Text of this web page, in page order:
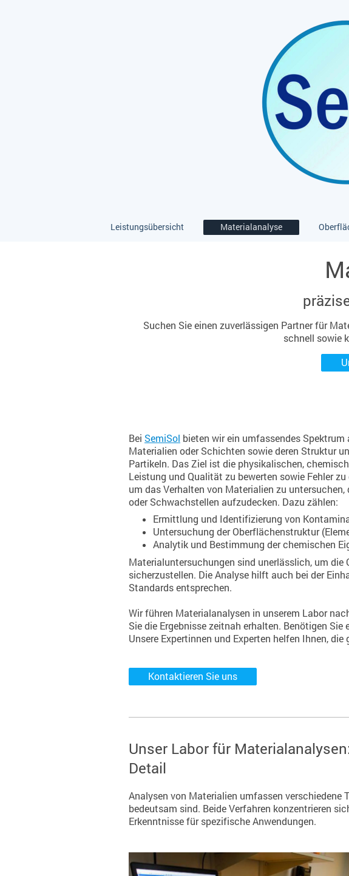
Leistungsübersicht Materialanalyse
Suchen Sie einen zuverlässigen Partner für
schnell sowie
Bei SemiSol bieten wir ein umfassendes Spektrum
Materialien oder Schichten sowie deren Struktur
Partikeln. Das Ziel ist die physikalischen,
Leistung und Qualität zu bewerten sowie Fehler
um das Verhalten von Materialien zu
oder Schwachstellen aufzudecken. Dazu zählen:
Ermittlung und Identifizierung von
Untersuchung der Oberflächenstruktur
Analytik und Bestimmung der chemischen
Materialuntersuchungen sind unerlässlich, um
sicherzustellen. Die Analyse hilft auch bei der
Standards entsprechen.
Wir führen Materialanalysen in unserem Labor
Sie die Ergebnisse zeitnah erhalten. Benötigen
Unsere Expertinnen und Experten helfen Ihnen,
Kontaktieren Sie uns
Unser Labor für
Detail
Analysen von Materialien umfassen verschiedene
bedeutsam sind. Beide Verfahren konzentrieren
Erkenntnisse für spezifische Anwendungen.